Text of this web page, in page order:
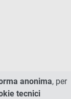
anonima, per
tecnici